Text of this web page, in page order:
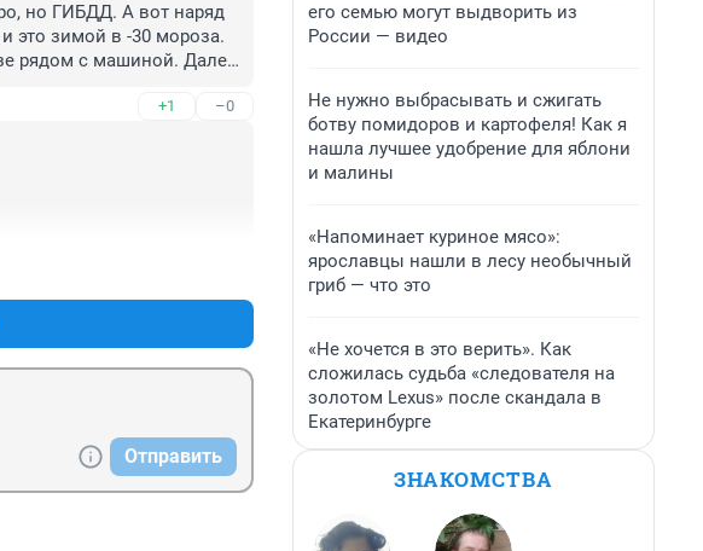
но ГИБДД. А вот наряд
это зимой в -30 мороза.
рядом с машиной. Далее
+1 –0
Отправить
его семью могут выдворить из
России — видео
Не нужно выбрасывать и сжигать
ботву помидоров и картофеля! Как я
нашла лучшее удобрение для яблони
и малины
«Напоминает куриное мясо»:
ярославцы нашли в лесу необычный
гриб — что это
«Не хочется в это верить». Как
сложилась судьба «следователя на
золотом Lexus» после скандала в
Екатеринбурге
ЗНАКОМСТВА